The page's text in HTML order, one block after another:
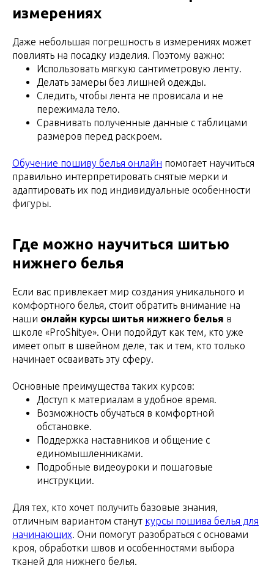
измерениях
Даже небольшая погрешность в измерениях может
повлиять на посадку изделия. Поэтому важно:
Использовать мягкую сантиметровую ленту.
Делать замеры без лишней одежды.
Следить, чтобы лента не провисала и не
пережимала тело.
Сравнивать полученные данные с таблицами
размеров перед раскроем.
Обучение пошиву белья онлайн помогает научиться
правильно интерпретировать снятые мерки и
адаптировать их под индивидуальные особенности
фигуры.
Где можно научиться шитью
нижнего белья
Если вас привлекает мир создания уникального и
комфортного белья, стоит обратить внимание на
наши онлайн курсы шитья нижнего белья в
школе «ProShitye». Они подойдут как тем, кто уже
имеет опыт в швейном деле, так и тем, кто только
начинает осваивать эту сферу.
Основные преимущества таких курсов:
Доступ к материалам в удобное время.
Возможность обучаться в комфортной
обстановке.
Поддержка наставников и общение с
единомышленниками.
Подробные видеоуроки и пошаговые
инструкции.
Для тех, кто хочет получить базовые знания,
отличным вариантом станут курсы пошива белья для
начинающих. Они помогут разобраться с основами
кроя, обработки швов и особенностями выбора
тканей для нижнего белья.